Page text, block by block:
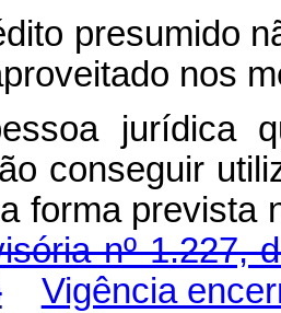
presumido
nos
jurídica
conseguir
forma prevista
nº 1.227,
Vigência